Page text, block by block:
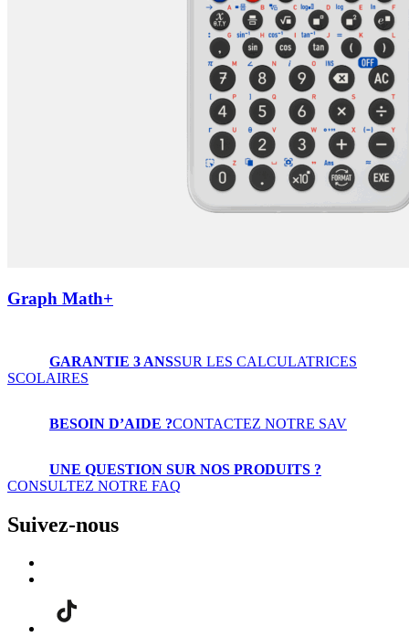
Graph Math+
GARANTIE 3 ANSSUR LES CALCULATRICES
SCOLAIRES
BESOIN D’AIDE ?CONTACTEZ NOTRE SAV
UNE QUESTION SUR NOS PRODUITS ?
CONSULTEZ NOTRE FAQ
Suivez-nous